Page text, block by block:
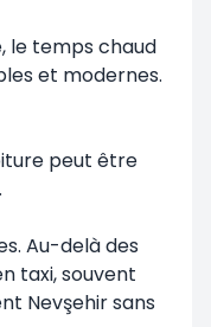
le temps chaud
et modernes.
peut être
Au-delà des
taxi, souvent
Nevşehir sans